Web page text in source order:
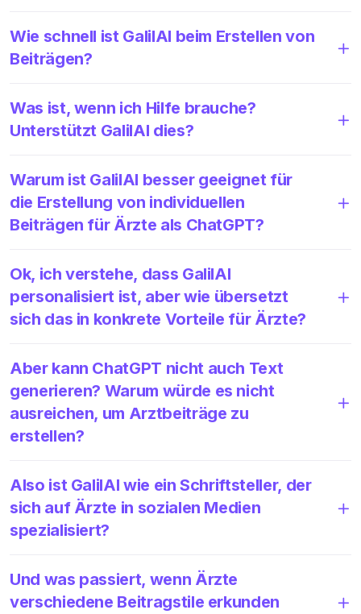
Wie schnell ist GalilAI beim Erstellen von
Beiträgen?
Was ist, wenn ich Hilfe brauche?
Unterstützt GalilAI dies?
Warum ist GalilAI besser geeignet für
die Erstellung von individuellen
Beiträgen für Ärzte als ChatGPT?
Ok, ich verstehe, dass GalilAI
personalisiert ist, aber wie übersetzt
sich das in konkrete Vorteile für Ärzte?
Aber kann ChatGPT nicht auch Text
generieren? Warum würde es nicht
ausreichen, um Arztbeiträge zu
erstellen?
Also ist GalilAI wie ein Schriftsteller, der
sich auf Ärzte in sozialen Medien
spezialisiert?
Und was passiert, wenn Ärzte
verschiedene Beitragstile erkunden